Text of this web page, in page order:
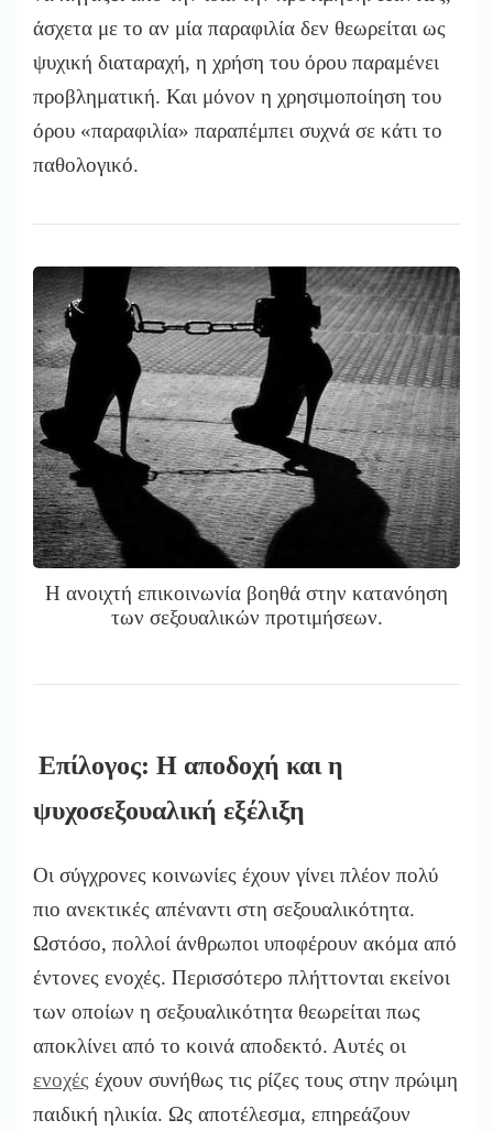
άσχετα με το αν μία παραφιλία δεν θεωρείται ως
ψυχική διαταραχή, η χρήση του όρου παραμένει
προβληματική. Και μόνον η χρησιμοποίηση του
όρου «παραφιλία» παραπέμπει συχνά σε κάτι το
παθολογικό.
Η ανοιχτή επικοινωνία βοηθά στην κατανόηση
των σεξουαλικών προτιμήσεων.
Επίλογος: Η αποδοχή και η
ψυχοσεξουαλική εξέλιξη
Οι σύγχρονες κοινωνίες έχουν γίνει πλέον πολύ
πιο ανεκτικές απέναντι στη σεξουαλικότητα.
Ωστόσο, πολλοί άνθρωποι υποφέρουν ακόμα από
έντονες ενοχές. Περισσότερο πλήττονται εκείνοι
των οποίων η σεξουαλικότητα θεωρείται πως
αποκλίνει από το κοινά αποδεκτό. Αυτές οι
ενοχές έχουν συνήθως τις ρίζες τους στην πρώιμη
παιδική ηλικία. Ως αποτέλεσμα, επηρεάζουν